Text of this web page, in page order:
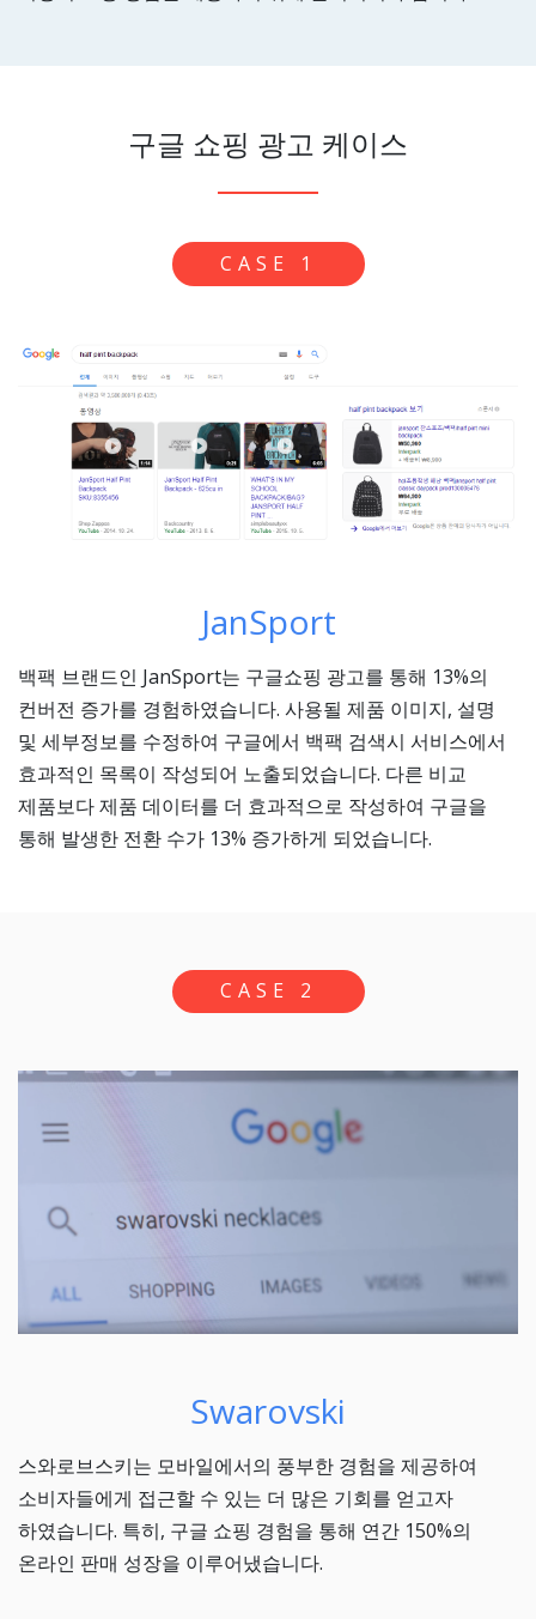
구글 쇼핑 광고 케이스
CASE 1
JanSport
백팩 브랜드인 JanSport는 구글쇼핑 광고를 통해 13%의
컨버전 증가를 경험하였습니다. 사용될 제품 이미지, 설명
및 세부정보를 수정하여 구글에서 백팩 검색시 서비스에서
효과적인 목록이 작성되어 노출되었습니다. 다른 비교
제품보다 제품 데이터를 더 효과적으로 작성하여 구글을
통해 발생한 전환 수가 13% 증가하게 되었습니다.
CASE 2
Swarovski
스와로브스키는 모바일에서의 풍부한 경험을 제공하여
소비자들에게 접근할 수 있는 더 많은 기회를 얻고자
하였습니다. 특히, 구글 쇼핑 경험을 통해 연간 150%의
온라인 판매 성장을 이루어냈습니다.